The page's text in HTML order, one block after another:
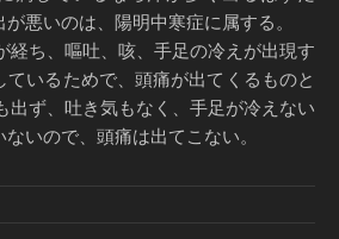
悪いのは、陽明中寒症に属する。
経ち、嘔吐、咳、手足の冷えが出現す
ているためで、頭痛が出てくるものと
出ず、吐き気もなく、手足が冷えない
いので、頭痛は出てこない。